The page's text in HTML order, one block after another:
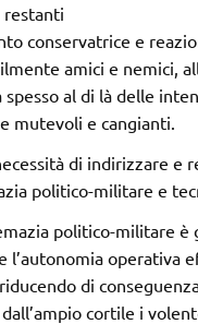
restanti
conservatrice e
amici e nemici,
spesso al di là delle
mutevoli e cangianti.
di indirizzare e
politico-militare e
politico-militare è
l’autonomia operativa
di
dall’ampio cortile i